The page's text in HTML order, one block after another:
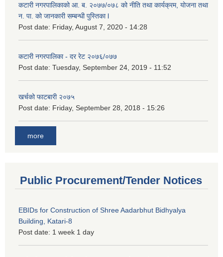
कटारी नगरपालिकाको आ. ब. २०७७/०७८ को नीति तथा कार्यक्रम, योजना तथा
न. पा. को जानकारी सम्बन्धी पुस्तिका l
Post date: Friday, August 7, 2020 - 14:28
कटारी नगरपालिका - दर रेट २०७६/०७७
Post date: Tuesday, September 24, 2019 - 11:52
खर्चको फाटबारी २०७५
Post date: Friday, September 28, 2018 - 15:26
more
Public Procurement/Tender Notices
EBIDs for Construction of Shree Aadarbhut Bidhyalya
Building, Katari-8
Post date: 1 week 1 day